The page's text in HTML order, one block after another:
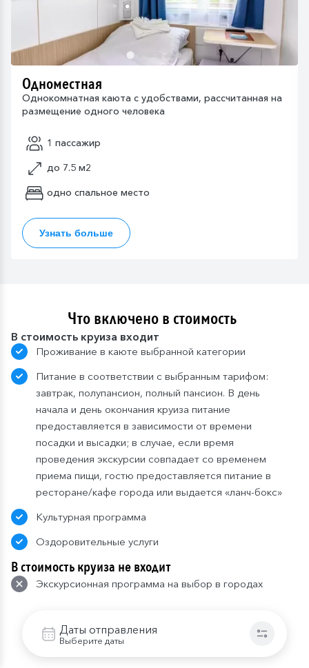
Даты отправления
Выберите даты
Одноместная
Однокомнатная каюта с удобствами, рассчитанная на
размещение одного человека
1 пассажир
до 7.5 м2
одно спальное место
Узнать больше
Что включено в стоимость
В стоимость круиза входит
Проживание в каюте выбранной категории
Питание в соответствии с выбранным тарифом:
завтрак, полупансион, полный пансион. В день
начала и день окончания круиза питание
предоставляется в зависимости от времени
посадки и высадки; в случае, если время
проведения экскурсии совпадает со временем
приема пищи, гостю предоставляется питание в
ресторане/кафе города или выдается «ланч-бокс»
Культурная программа
Оздоровительные услуги
В стоимость круиза не входит
Экскурсионная программа на выбор в городах
Проезд до места посадки на теплоход и от места
высадки